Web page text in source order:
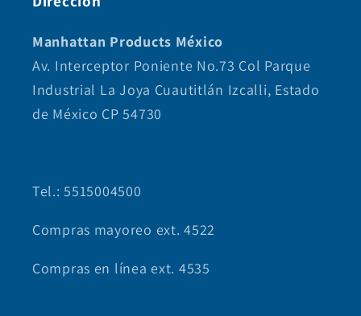
Manhattan Products México
Av. Interceptor Poniente No.73 Col Parque
Industrial La Joya Cuautitlán Izcalli, Estado
de México CP 54730
Tel.: 5515004500
Compras mayoreo ext. 4522
Compras en línea ext. 4535